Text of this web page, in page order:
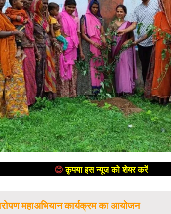
😊 कृपया इस न्यूज को शेयर करें
महाअभियान कार्यक्रम का आयोजन